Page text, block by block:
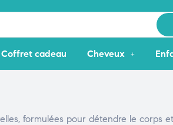
Coffret cadeau Cheveux
formulées pour détendre le corps